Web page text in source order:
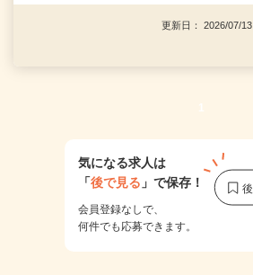
更新日： 2026/07/
1
気になる求人は
「後で見る 」で保存！
会員登録なしで、
何件でも応募できます。